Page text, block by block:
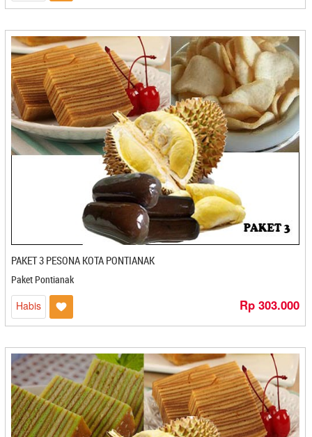
Bandeng Sehati - Cirebon
Bang Mad - Batam
Banua Coklat - Palu
Baso Cuanki BM - Cilegon
Baso Ikan Yusam - Cirebon
Basreng Asoyy - Magelang
Basuri Food - Bekasi
Batagor Burangrang - Bandung
Batih Lestari - Magelang
Batik Kecepit - Cilacap
BDS Snack - Balikpapan
Bebek HT - Surabaya
Berkah - Bontang
Berkah - Medan
Bersahaja - Cilegon
Bolu Gulung Ridho - Banjarbaru
Bolu Kambu - Makasar
Bolu Salak Kenanga - Medan
Bolu Wijaya - Mojokerto
Bonles Frozenfood - Bontang
Bonting Dzakwani Food - Balikpapan
Borneo Bumun - Banjarbaru
PAKET 3 PESONA KOTA PONTIANAK
Paket Pontianak
Habis Rp 303.000